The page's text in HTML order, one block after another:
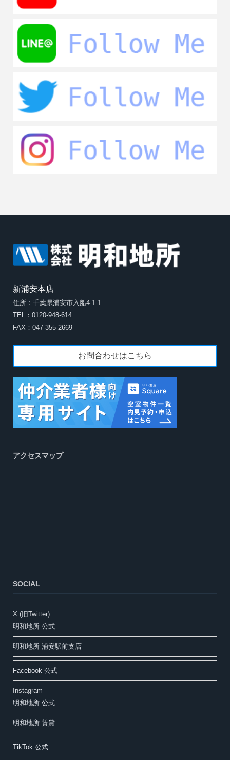
新浦安本店
住所：千葉県浦安市入船4-1-1
TEL：0120-948-614
FAX：047-355-2669
お問合わせはこちら
アクセスマップ
SOCIAL
X (旧Twitter)
明和地所 公式
明和地所 浦安駅前支店
Facebook 公式
Instagram
明和地所 公式
明和地所 賃貸
TikTok 公式